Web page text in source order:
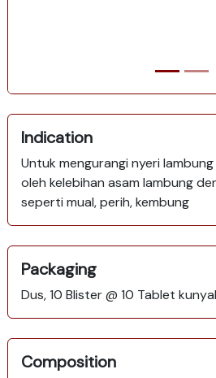
Indication
Untuk mengurangi nyeri
oleh kelebihan asam lambung
seperti mual, perih, kembung
Packaging
Dus, 10 Blister @ 10 Tablet
Composition